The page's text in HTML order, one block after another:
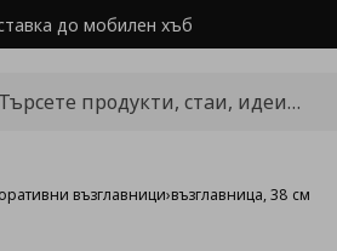
до мобилен хъб
възглавници›възглавница, 38 см